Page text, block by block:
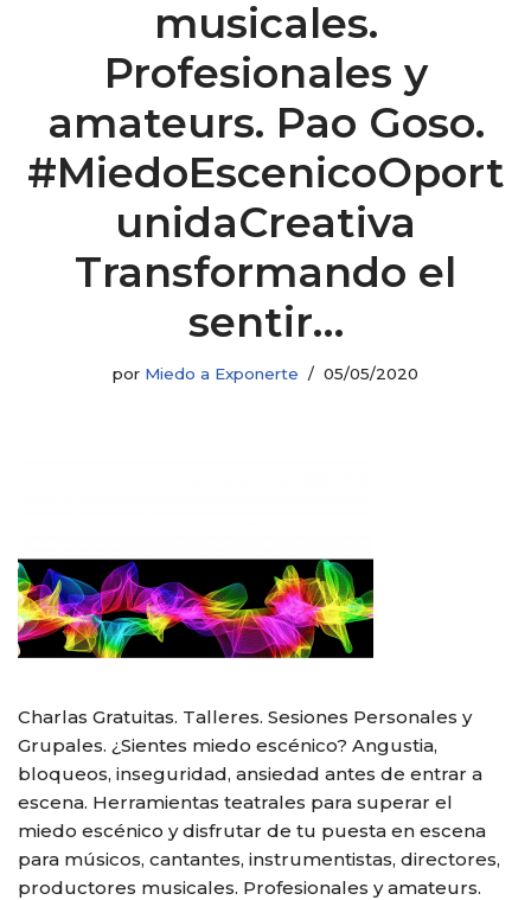
musicales.
Profesionales y
amateurs. Pao Goso.
#MiedoEscenicoOport
unidaCreativa
Transformando el
sentir…
por Miedo a Exponerte 05/05/2020
Charlas Gratuitas. Talleres. Sesiones Personales y
Grupales. ¿Sientes miedo escénico? Angustia,
bloqueos, inseguridad, ansiedad antes de entrar a
escena. Herramientas teatrales para superar el
miedo escénico y disfrutar de tu puesta en escena
para músicos, cantantes, instrumentistas, directores,
productores musicales. Profesionales y amateurs.